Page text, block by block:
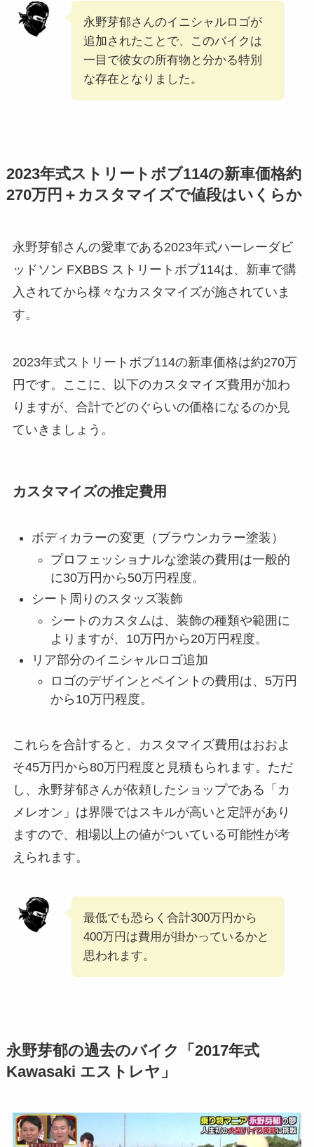
永野芽郁さんのイニシャルロゴが
追加されたことで、このバイクは
一目で彼女の所有物と分かる特別
な存在となりました。
2023年式ストリートボブ114の新車価格約
270万円＋カスタマイズで値段はいくらか
永野芽郁さんの愛車である2023年式ハーレーダビ
ッドソン FXBBS ストリートボブ114は、新車で購
入されてから様々なカスタマイズが施されていま
す。
2023年式ストリートボブ114の新車価格は約270万
円です。ここに、以下のカスタマイズ費用が加わ
りますが、合計でどのぐらいの価格になるのか見
ていきましょう。
カスタマイズの推定費用
ボディカラーの変更（ブラウンカラー塗装）
プロフェッショナルな塗装の費用は一般的
に30万円から50万円程度。
シート周りのスタッズ装飾
シートのカスタムは、装飾の種類や範囲に
よりますが、10万円から20万円程度。
リア部分のイニシャルロゴ追加
ロゴのデザインとペイントの費用は、5万円
から10万円程度。
これらを合計すると、カスタマイズ費用はおおよ
そ45万円から80万円程度と見積もられます。ただ
し、永野芽郁さんが依頼したショップである「カ
メレオン」は界隈ではスキルが高いと定評があり
ますので、相場以上の値がついている可能性が考
えられます。
最低でも恐らく合計300万円から
400万円は費用が掛かっているかと
思われます。
永野芽郁の過去のバイク「2017年式
Kawasaki エストレヤ」